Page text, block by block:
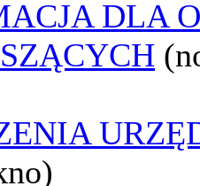
DLA